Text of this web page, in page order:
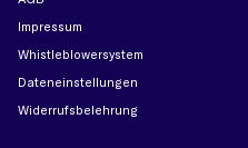
Impressum
Whistleblowersystem
Dateneinstellungen
Widerrufsbelehrung